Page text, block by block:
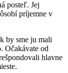
posteľ. Jej
príjemne v
by sme ju mali
Očakávate od
hlavne